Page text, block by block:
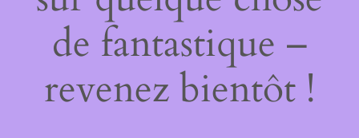
de fantastique –
revenez bientôt !